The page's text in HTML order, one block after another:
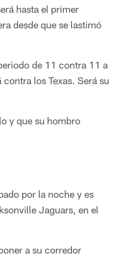
hasta el primer
desde que se lastimó
de 11 contra 11 a
los Texas. Será su
y que su hombro
por la noche y es
Jaguars, en el
a su corredor